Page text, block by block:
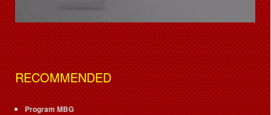
RECOMMENDED
Program MBG